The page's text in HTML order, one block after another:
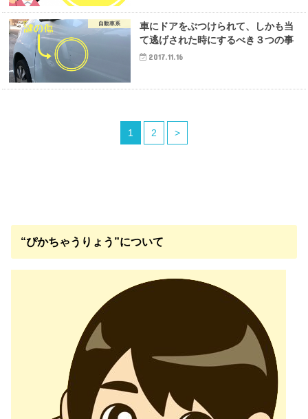
自動車系
車にドアをぶつけられて、しかも当
て逃げされた時にするべき３つの事
2017.11.16
1 2 >
“ぴかちゃうりょう”について